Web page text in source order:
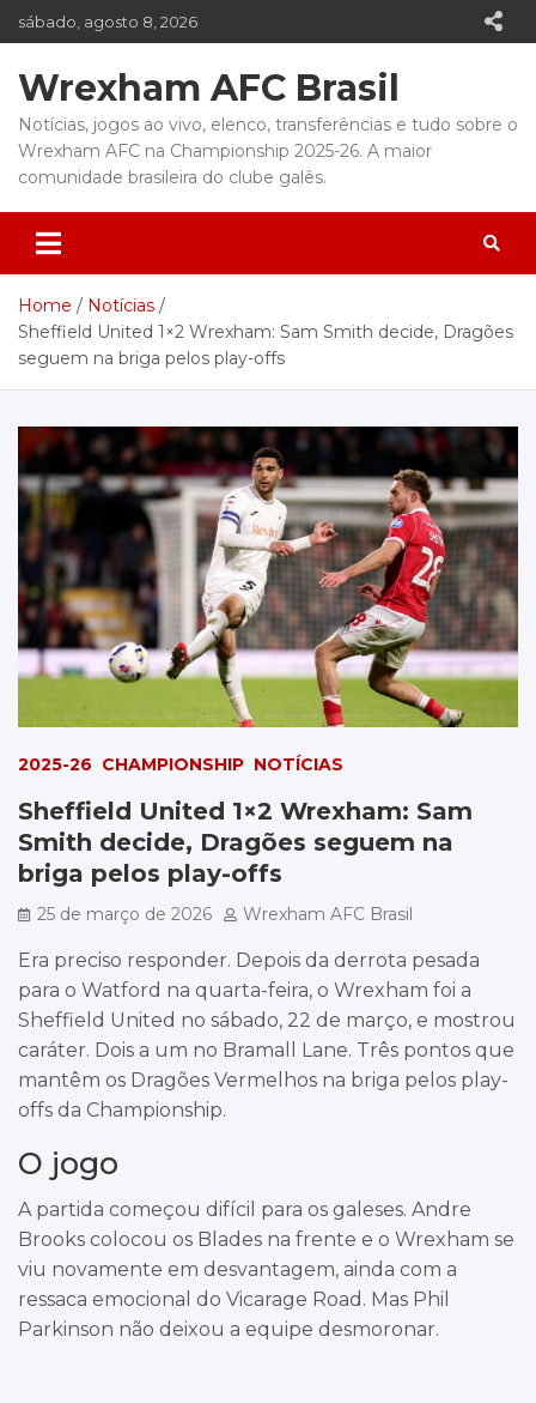
Skip
to
sábado, agosto 8, 2026
Wrexham AFC Brasil
Notícias, jogos ao vivo, elenco, transferências e tudo sobre o
Wrexham AFC na Championship 2025-26. A maior
comunidade brasileira do clube galês.
Home
Notícias
Sheffield United 1×2 Wrexham: Sam Smith decide, Dragões
seguem na briga pelos play-offs
2025-26 CHAMPIONSHIP NOTÍCIAS
Sheffield United 1×2 Wrexham: Sam
Smith decide, Dragões seguem na
briga pelos play-offs
25 de março de 2026 Wrexham AFC Brasil
Era preciso responder. Depois da derrota pesada
para o Watford na quarta-feira, o Wrexham foi a
Sheffield United no sábado, 22 de março, e mostrou
caráter. Dois a um no Bramall Lane. Três pontos que
mantêm os Dragões Vermelhos na briga pelos play-
offs da Championship.
O jogo
A partida começou difícil para os galeses. Andre
Brooks colocou os Blades na frente e o Wrexham se
viu novamente em desvantagem, ainda com a
ressaca emocional do Vicarage Road. Mas Phil
Parkinson não deixou a equipe desmoronar.